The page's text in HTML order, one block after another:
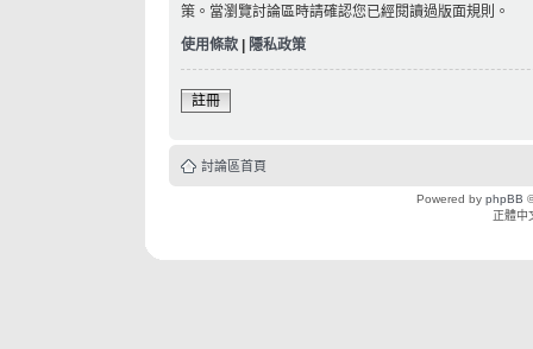
策。當瀏覽討論區時請確認您已經閱讀過版面規則。
使用條款
隱私政策
註冊
討論區首頁
Powered by phpBB
正體中